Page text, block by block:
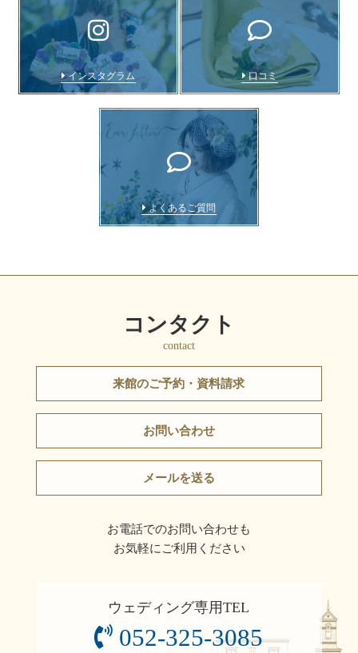
インスタグラム 口コミ
よくあるご質問
コンタクト
contact
来館のご予約・資料請求
お問い合わせ
メールを送る
お電話でのお問い合わせも
お気軽にご利用ください
ウェディング専用TEL
052-325-3085